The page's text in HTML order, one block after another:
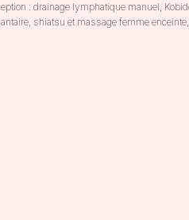
: drainage lymphatique manuel,
shiatsu et massage femme